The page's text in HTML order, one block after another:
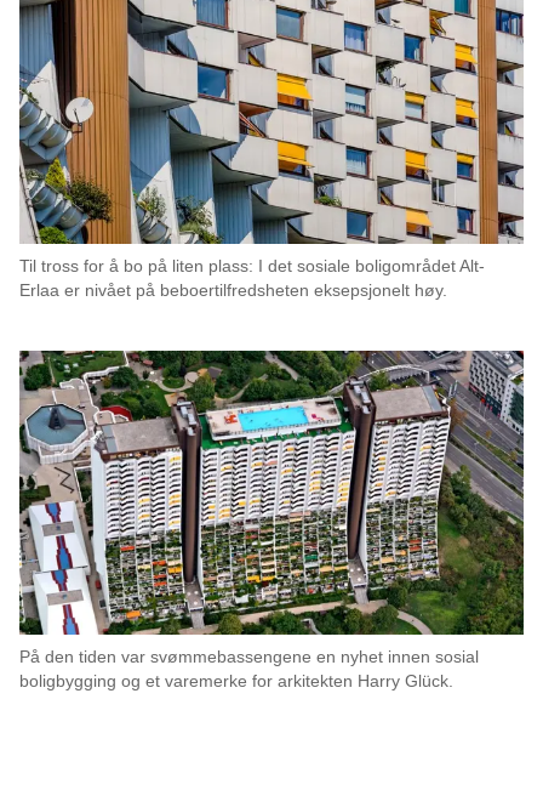
Til tross for å bo på liten plass: I det sosiale boligområdet Alt-
Erlaa er nivået på beboertilfredsheten eksepsjonelt høy.
På den tiden var svømmebassengene en nyhet innen sosial
boligbygging og et varemerke for arkitekten Harry Glück.